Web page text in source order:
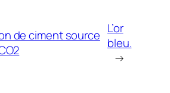
de ciment source L’or
bleu.
→